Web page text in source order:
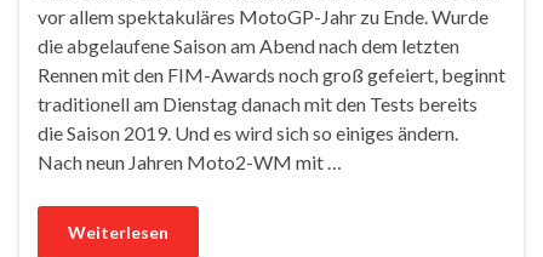
vor allem spektakuläres MotoGP-Jahr zu Ende. Wurde
die abgelaufene Saison am Abend nach dem letzten
Rennen mit den FIM-Awards noch groß gefeiert, beginnt
traditionell am Dienstag danach mit den Tests bereits
die Saison 2019. Und es wird sich so einiges ändern.
Nach neun Jahren Moto2-WM mit …
Weiterlesen